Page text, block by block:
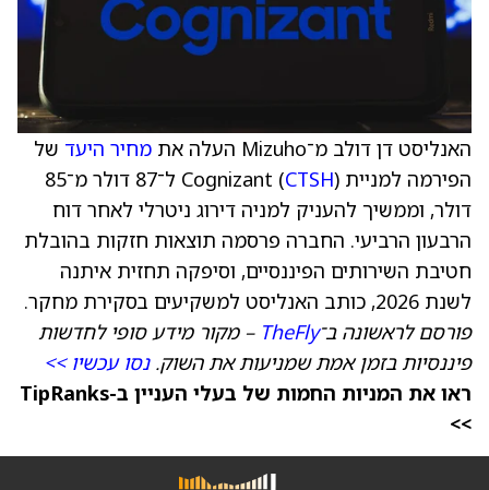
האנליסט דן דולב מ־Mizuho העלה את מחיר היעד של
הפירמה למניית Cognizant ( CTSH
) ל־87 דולר מ־85
דולר, וממשיך להעניק למניה דירוג ניטרלי לאחר דוח
הרבעון הרביעי. החברה פרסמה תוצאות חזקות בהובלת
חטיבת השירותים הפיננסיים, וסיפקה תחזית איתנה
לשנת 2026, כותב האנליסט למשקיעים בסקירת מחקר.
פורסם לראשונה ב־TheFly – מקור מידע סופי לחדשות
פיננסיות בזמן אמת שמניעות את השוק.נסו עכשיו >>
ראו את המניות החמות של בעלי העניין ב-TipRanks
>>